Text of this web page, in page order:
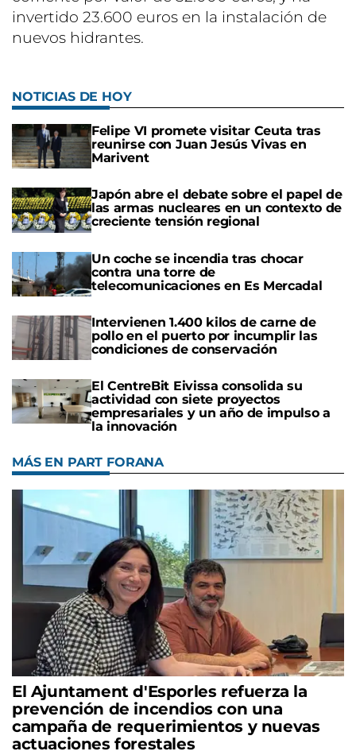
invertido 23.600 euros en la instalación de
nuevos hidrantes.
NOTICIAS DE HOY
Felipe VI promete visitar Ceuta tras
reunirse con Juan Jesús Vivas en
Marivent
Japón abre el debate sobre el papel de
las armas nucleares en un contexto de
creciente tensión regional
Un coche se incendia tras chocar
contra una torre de
telecomunicaciones en Es Mercadal
Intervienen 1.400 kilos de carne de
pollo en el puerto por incumplir las
condiciones de conservación
El CentreBit Eivissa consolida su
actividad con siete proyectos
empresariales y un año de impulso a
la innovación
MÁS EN PART FORANA
El Ajuntament d'Esporles refuerza la
prevención de incendios con una
campaña de requerimientos y nuevas
actuaciones forestales